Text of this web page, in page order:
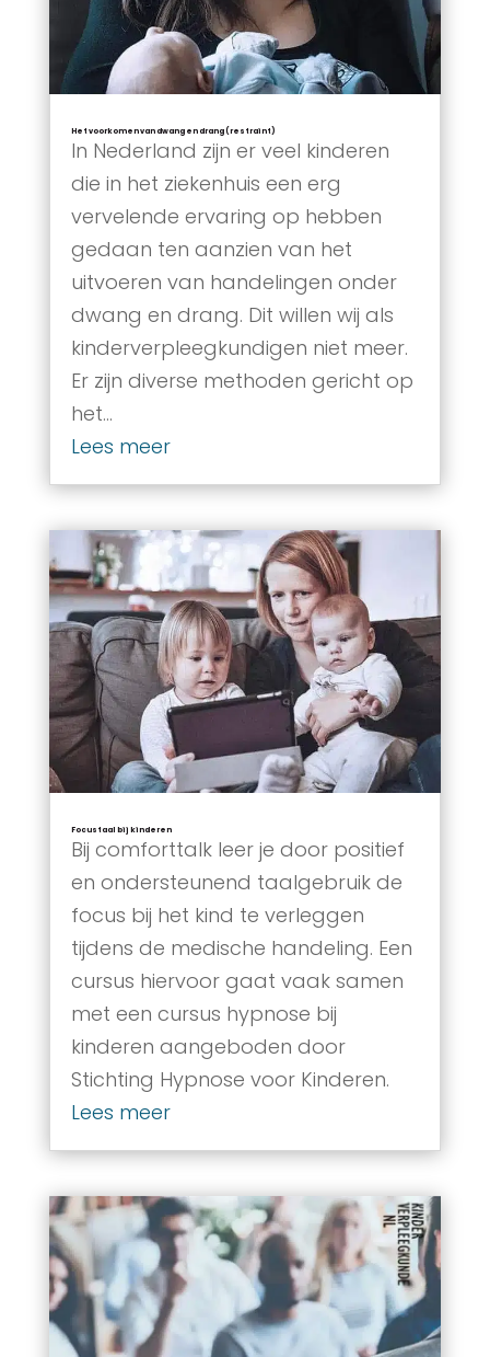
Het voorkomen van dwang en drang (restraint)
In Nederland zijn er veel kinderen
die in het ziekenhuis een erg
vervelende ervaring op hebben
gedaan ten aanzien van het
uitvoeren van handelingen onder
dwang en drang. Dit willen wij als
kinderverpleegkundigen niet meer.
Er zijn diverse methoden gericht op
het...
Lees meer
Focustaal bij kinderen
Bij comforttalk leer je door positief
en ondersteunend taalgebruik de
focus bij het kind te verleggen
tijdens de medische handeling. Een
cursus hiervoor gaat vaak samen
met een cursus hypnose bij
kinderen aangeboden door
Stichting Hypnose voor Kinderen.
Lees meer